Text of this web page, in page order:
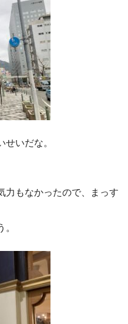
いだな。
力もなかったので、まっす